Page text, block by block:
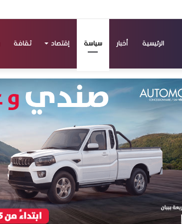
الرئيسية أخبار سياسة إقتصاد ثقافة